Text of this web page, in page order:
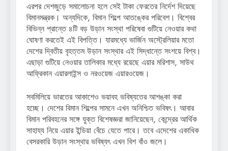
এরপর দেশজুড়ে সমালোচনা হলে সেই টাকা ফেরতের নির্দেশ দিয়েছে
বিমানমন্ত্রক। অন্যদিকে, বিমান শিল্পে আতঙ্কের পরিবেশ। বিশ্বের
বিভিন্ন প্রান্তে ৪টি বড় উড়ান সংস্থা পরিষেবা গুটিয়ে নেওয়ার কথা
ঘোষণা করতেই এই বিপত্তি। যারমধ্যে ভার্জিন অস্ট্রেলিয়ার মতো
দেশের দ্বিতীয় বৃহত্তম উড়ান সংস্থার এই সিদ্ধান্তে সংশয়ে বিশ্ব।
এছাড়া গুটিয়ে নেওয়ার তালিকার মধ্যে রয়েছে এয়ার মরিশাস, সাউথ
আফ্রিকান এয়ারলাইন্স ও নরওয়েজ এয়ারওয়েজ।
সবমিলিয়ে ভারতের আকাশেও ভয়াবহ ভবিষ্যতের আশঙ্কা করা
হচ্ছে। দেশের বিমান শিল্পের সামনে এখন অনিশ্চিত ভবিষৎ। আবার
বিমান পরিবহনের সঙ্গে যুক্ত বিশেষজ্ঞরা জানিয়েছেন, কেন্দ্রের আর্থিক
সাহায্য নিয়ে এয়ার ইন্ডিয়া বেঁচে যেতে পারে। তবে এদেশের একাধিক
বেসরকারি উড়ান সংস্থার ভবিষ্যৎ এখন বিশ বাঁও জলে।